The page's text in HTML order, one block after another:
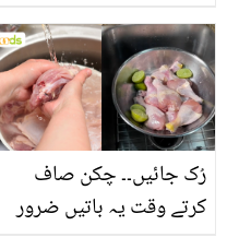
بنانے کے چند قدرتی طریقے
رُک جائیں۔۔ چکن صاف
کرتے وقت یہ باتیں ضرور